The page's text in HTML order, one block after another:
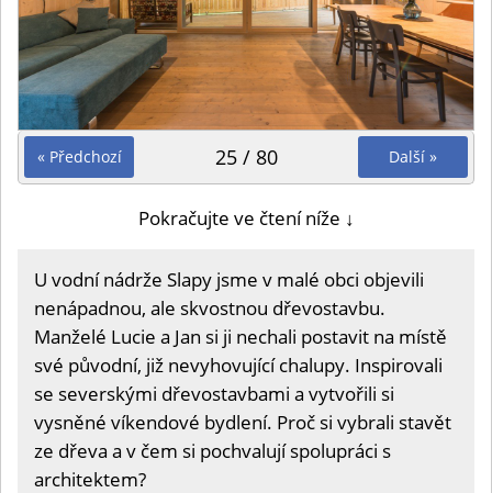
« Předchozí Další »
25 / 80
Pokračujte ve čtení níže ↓
U vodní nádrže Slapy jsme v malé obci objevili
nenápadnou, ale skvostnou dřevostavbu.
Manželé Lucie a Jan si ji nechali postavit na místě
své původní, již nevyhovující chalupy. Inspirovali
se severskými dřevostavbami a vytvořili si
vysněné víkendové bydlení. Proč si vybrali stavět
ze dřeva a v čem si pochvalují spolupráci s
architektem?